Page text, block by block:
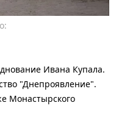
Ивана Купала.
"Днепроявление".
Монастырского